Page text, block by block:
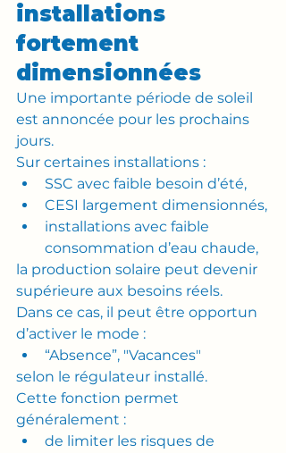
installations
fortement
dimensionnées
Une importante période de soleil
est annoncée pour les prochains
jours.
Sur certaines installations :
SSC avec faible besoin d’été,
CESI largement dimensionnés,
installations avec faible
consommation d’eau chaude,
la production solaire peut devenir
supérieure aux besoins réels.
Dans ce cas, il peut être opportun
d’activer le mode :
“Absence”, "Vacances"
selon le régulateur installé.
Cette fonction permet
généralement :
de limiter les risques de